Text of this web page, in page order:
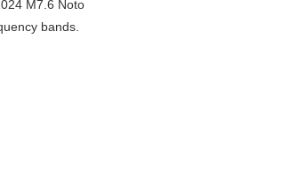
M7.6 Noto
bands.